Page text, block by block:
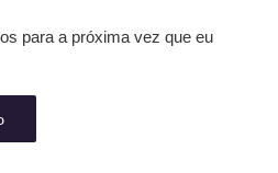
para a próxima vez que eu